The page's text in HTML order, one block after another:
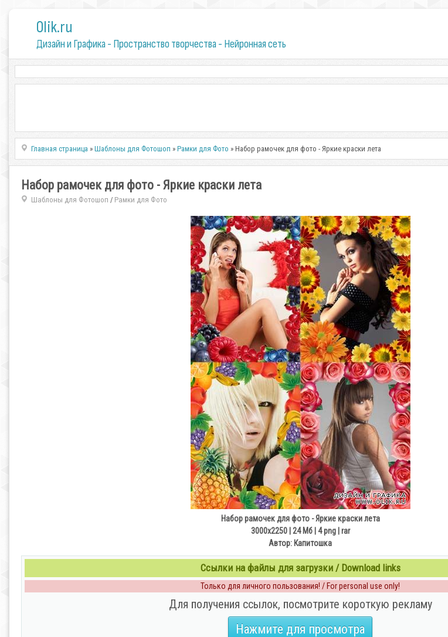
0lik.ru
Дизайн и Графика - Пространство творчества - Нейронная сеть
Главная страница »Шаблоны для Фотошоп »Рамки для Фото » Набор рамочек для фото - Яркие краски лета
Набор рамочек для фото - Яркие краски лета
Шаблоны для Фотошоп / Рамки для Фото
Набор рамочек для фото - Яркие краски лета
3000х2250 | 24 Мб | 4 png | rar
Автор: Капитошка
Ссылки на файлы для загрузки / Download links
Только для личного пользования! / For personal use only!
Для получения ссылок, посмотрите короткую рекламу
Нажмите для просмотра